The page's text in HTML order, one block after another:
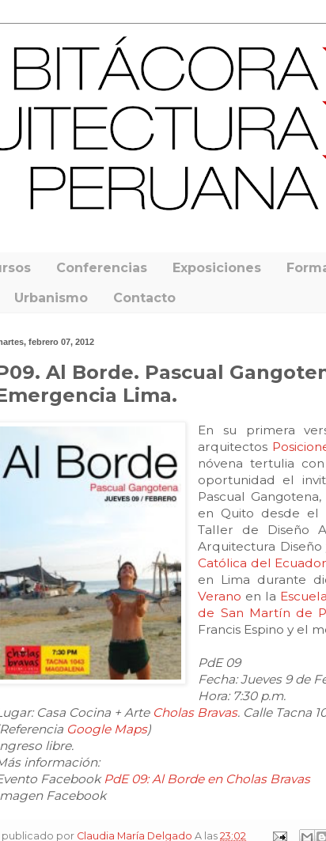
Conferencias Exposiciones
Urbanismo Contacto
febrero 07, 2012
Al Borde. Pascual
Lima.
En su primera
arquitectos
nóvena tertulia
oportunidad el
Pascual
en Quito desde el
Taller de Diseño
Arquitectura
Católica del
en Lima durante
Verano en la
de San Martín de
Francis Espino y el
PdE 09
Fecha: Jueves 9 de
Hora: 7:30 p.m.
Casa Cocina + Arte Cholas Bravas. Calle Tacna
Google Maps)
libre.
información:
FacebookPdE 09: Al Borde en Cholas Bravas
Facebook
publicado por Claudia María Delgado A las 23:02